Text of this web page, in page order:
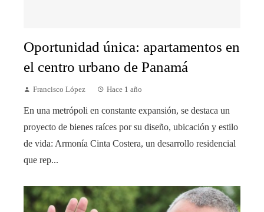
Oportunidad única: apartamentos en
el centro urbano de Panamá
Francisco López Hace 1 año
En una metrópoli en constante expansión, se destaca un
proyecto de bienes raíces por su diseño, ubicación y estilo
de vida: Armonía Cinta Costera, un desarrollo residencial
que rep...